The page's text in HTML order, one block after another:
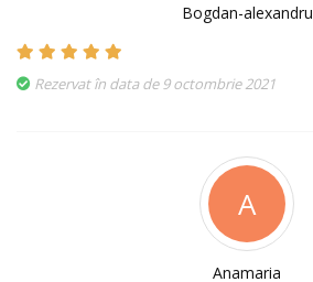
Bogdan-alexandru
Rezervat în data de 9 octombrie 2021
A
Anamaria